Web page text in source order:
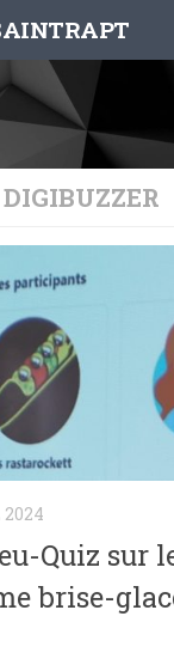
DIGIBUZZER
2024
Quiz sur
brise-